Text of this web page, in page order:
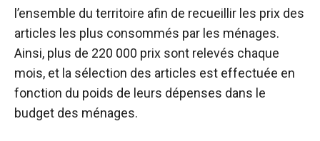
l’ensemble du territoire afin de recueillir les prix des
articles les plus consommés par les ménages.
Ainsi, plus de 220 000 prix sont relevés chaque
mois, et la sélection des articles est effectuée en
fonction du poids de leurs dépenses dans le
budget des ménages.